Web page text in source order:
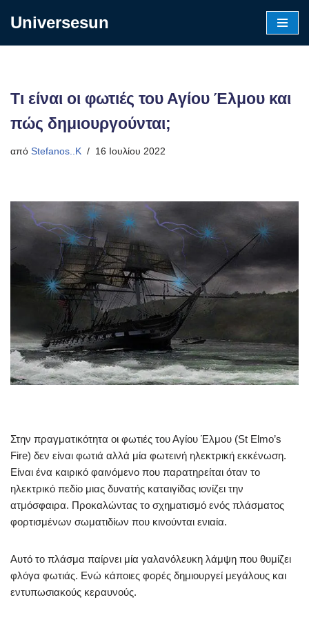
Universesun
Τι είναι οι φωτιές του Αγίου Έλμου και
πώς δημιουργούνται;
από Stefanos..K 16 Ιουλίου 2022
Στην πραγματικότητα οι φωτιές του Αγίου Έλμου (St Elmo’s
Fire) δεν είναι φωτιά αλλά μία φωτεινή ηλεκτρική εκκένωση.
Είναι ένα καιρικό φαινόμενο που παρατηρείται όταν το
ηλεκτρικό πεδίο μιας δυνατής καταιγίδας ιονίζει την
ατμόσφαιρα. Προκαλώντας το σχηματισμό ενός πλάσματος
φορτισμένων σωματιδίων που κινούνται ενιαία.
Αυτό το πλάσμα παίρνει μία γαλανόλευκη λάμψη που θυμίζει
φλόγα φωτιάς. Ενώ κάποιες φορές δημιουργεί μεγάλους και
εντυπωσιακούς κεραυνούς.